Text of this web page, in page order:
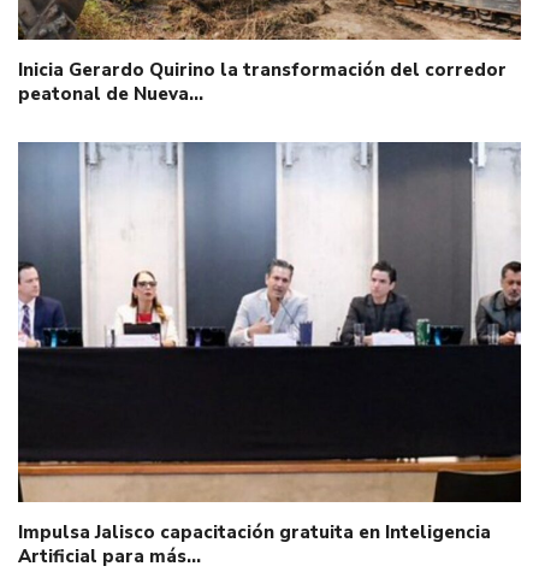
Inicia Gerardo Quirino la transformación del corredor
peatonal de Nueva…
Impulsa Jalisco capacitación gratuita en Inteligencia
Artificial para más…